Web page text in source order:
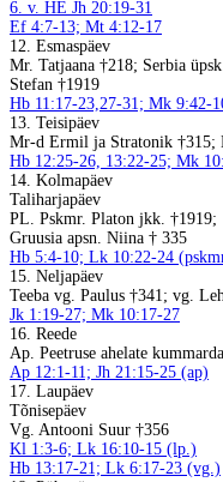
6. v. HE Jh 20:19-31
Ef 4:7-13; Mt 4:12-17
12. Esmaspäev
Mr. Tatjaana †218; Serbia
Stefan †1919
Hb 11:17-23,27-31; Mk 9:42-
13. Teisipäev
Mr-d Ermil ja Stratonik †315;
Hb 12:25-26, 13:22-25; Mk
14. Kolmapäev
Taliharjapäev
PL. Pskmr. Platon jkk. †1919;
Gruusia apsn. Niina † 335
Hb 5:4-10; Lk 10:22-24
15. Neljapäev
Teeba vg. Paulus †341; vg.
Jk 1:19-27; Mk 10:17-27
16. Reede
Ap. Peetruse ahelate
Ap 12:1-11; Jh 21:15-25 (ap)
17. Laupäev
Tõnisepäev
Vg. Antooni Suur †356
Kl 1:3-6; Lk 16:10-15 (lp.)
Hb 13:17-21; Lk 6:17-23 (vg.)